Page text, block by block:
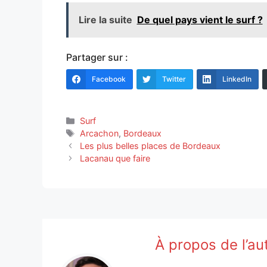
Lire la suite De quel pays vient le surf ?
Partager sur :
Facebook Twitter LinkedIn
Catégories
Surf
Étiquettes
Arcachon, Bordeaux
Les plus belles places de Bordeaux
Lacanau que faire
À propos de